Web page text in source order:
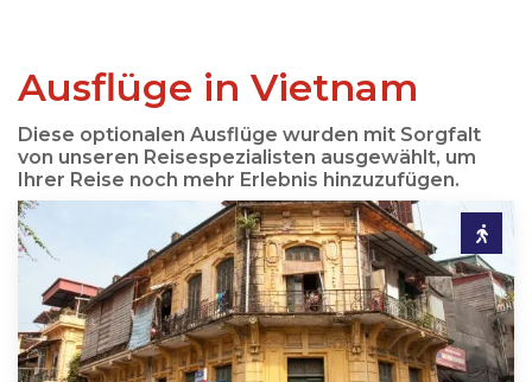
Ausflüge in Vietnam
Diese optionalen Ausflüge wurden mit Sorgfalt
von unseren Reisespezialisten ausgewählt, um
Ihrer Reise noch mehr Erlebnis hinzuzufügen.